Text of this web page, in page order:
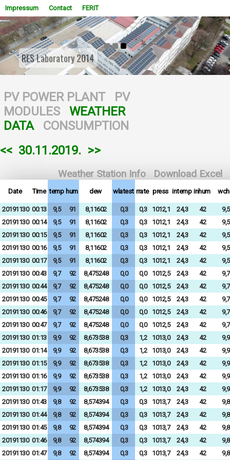
Impressum Contact FERIT
WOWSlider.com
PV for basic and peak load supply / battery storage
system for daily energy balance
PV POWER PLANT
PV
MODULES
WEATHER
DATA
CONSUMPTION
<< 30.11.2019. >>
Download Excel
Weather Station Info
Date Time temp hum dew wlatest rrate press intemp inhum
20191130 00:13 9,5 91 8,11602 0,3 0,3 1012,1 24,3 42
9,5
20191130 00:14 9,5 91 8,11602 0,3 0,3 1012,1 24,3 42
9,5
20191130 00:15 9,5 91 8,11602 0,3 0,3 1012,1 24,3 42
9,5
20191130 00:16 9,5 91 8,11602 0,3 0,3 1012,1 24,3 42
9,5
20191130 00:17 9,5 91 8,11602 0,3 0,3 1012,1 24,3 42
9,5
20191130 00:43 9,7 92 8,475248 0,0 0,0 1012,5 24,3 42
9,7
20191130 00:44 9,7 92 8,475248 0,0 0,0 1012,5 24,3 42
9,7
20191130 00:45 9,7 92 8,475248 0,0 0,0 1012,5 24,3 42
9,7
20191130 00:46 9,7 92 8,475248 0,0 0,0 1012,5 24,3 42
9,7
20191130 00:47 9,7 92 8,475248 0,0 0,0 1012,5 24,3 42
9,7
20191130 01:13 9,9 92 8,673538 0,3 1,2 1013,0 24,3 42
9,9
20191130 01:14 9,9 92 8,673538 0,3 1,2 1013,0 24,3 42
9,9
20191130 01:15 9,9 92 8,673538 0,3 1,2 1013,0 24,3 42
9,9
20191130 01:16 9,9 92 8,673538 0,3 1,2 1013,0 24,3 42
9,9
20191130 01:17 9,9 92 8,673538 0,3 1,2 1013,0 24,3 42
9,9
20191130 01:43 9,8 92 8,574394 0,3 0,3 1013,7 24,3 42
9,8
20191130 01:44 9,8 92 8,574394 0,3 0,3 1013,7 24,3 42
9,8
20191130 01:45 9,8 92 8,574394 0,3 0,3 1013,7 24,3 42
9,8
20191130 01:46 9,8 92 8,574394 0,3 0,3 1013,7 24,3 42
9,8
20191130 01:47 9,8 92 8,574394 0,3 0,3 1013,7 24,3 42
9,8